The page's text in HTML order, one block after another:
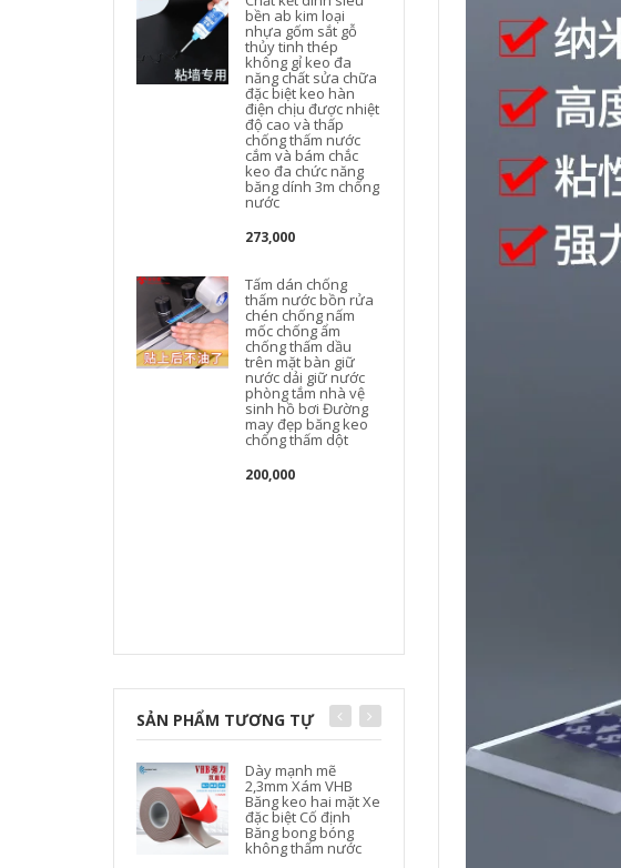
bền ab kim loại
nhựa gốm sắt gỗ
thủy tinh thép
không gỉ keo đa
năng chất sửa chữa
đặc biệt keo hàn
điện chịu được nhiệt
độ cao và thấp
chống thấm nước
cắm và bám chắc
keo đa chức năng
băng dính 3m chống
nước
273,000
Tấm dán chống
thấm nước bồn rửa
chén chống nấm
mốc chống ẩm
chống thấm dầu
trên mặt bàn giữ
nước dải giữ nước
phòng tắm nhà vệ
sinh hồ bơi Đường
may đẹp băng keo
chống thấm dột
200,000
215,000
Keo sửa giày, keo
dán giày, keo hở,
sửa chuyên nghiệp
giày bóng rổ thể
thợ đóng giày
chuyên dụng, keo
dán giày loại mạnh
năng, keo dán
xưởng đóng giày
chuyên dụng giá
băng keo chống
SẢN PHẨM TƯƠNG TỰ
Dày mạnh mẽ
2,3mm Xám VHB
Băng keo hai mặt Xe
đặc biệt Cố định
Băng bong bóng
không thấm nước
Miloqi Mạnh mẽ Bọt
biển siêu mỏng Keo
hai mặt Biển hiệu
Văn phòng Dán Đồ